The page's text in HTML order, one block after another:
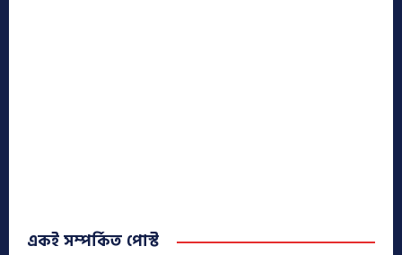
একই সম্পর্কিত পোস্ট